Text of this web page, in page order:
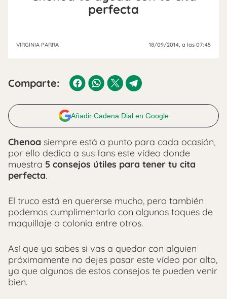
perfecta
VIRGINIA PARRA 18/09/2014 , a las 07:45
Comparte:
Añadir Cadena Dial en Google
Chenoa siempre está a punto para cada ocasión,
por ello dedica a sus fans este vídeo donde
muestra 5 consejos útiles para tener tu cita
perfecta.
El truco está en quererse mucho, pero también
podemos cumplimentarlo con algunos toques de
maquillaje o colonia entre otros.
Así que ya sabes si vas a quedar con alguien
próximamente no dejes pasar este vídeo por alto,
ya que algunos de estos consejos te pueden venir
bien.